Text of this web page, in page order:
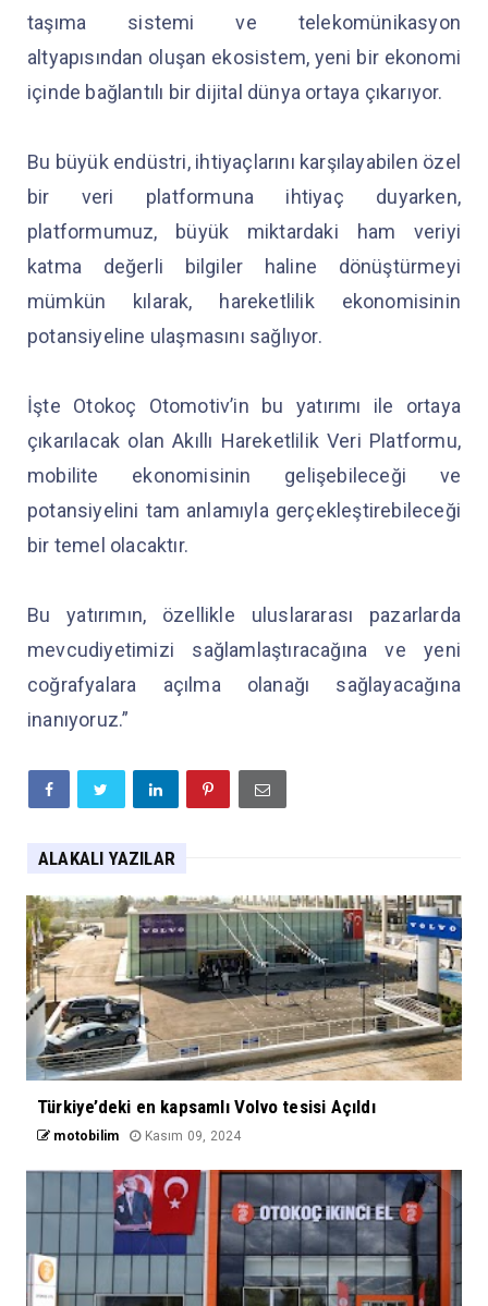
taşıma sistemi ve telekomünikasyon
altyapısından oluşan ekosistem, yeni bir ekonomi
içinde bağlantılı bir dijital dünya ortaya çıkarıyor.
Bu büyük endüstri, ihtiyaçlarını karşılayabilen özel
bir veri platformuna ihtiyaç duyarken,
platformumuz, büyük miktardaki ham veriyi
katma değerli bilgiler haline dönüştürmeyi
mümkün kılarak, hareketlilik ekonomisinin
potansiyeline ulaşmasını sağlıyor.
İşte Otokoç Otomotiv’in bu yatırımı ile ortaya
çıkarılacak olan Akıllı Hareketlilik Veri Platformu,
mobilite ekonomisinin gelişebileceği ve
potansiyelini tam anlamıyla gerçekleştirebileceği
bir temel olacaktır.
Bu yatırımın, özellikle uluslararası pazarlarda
mevcudiyetimizi sağlamlaştıracağına ve yeni
coğrafyalara açılma olanağı sağlayacağına
inanıyoruz.”
ALAKALI YAZILAR
Türkiye’deki en kapsamlı Volvo tesisi Açıldı
motobilim Kasım 09, 2024